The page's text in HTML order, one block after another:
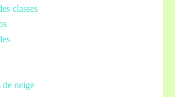
classes
neige